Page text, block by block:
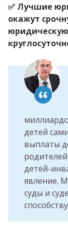
✅ Лучшие
окажут
детей
выплаты
детей-
явление.
суды и